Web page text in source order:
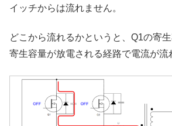
イッチからは流れません。
どこから流れるかというと、Q1の寄
寄生容量が放電される経路で電流が流